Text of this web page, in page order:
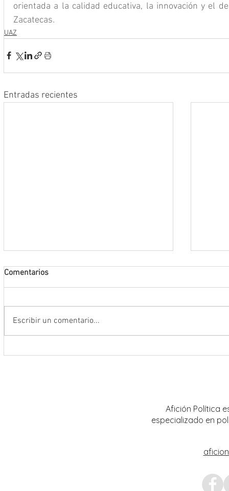
orientada a la calidad educativa, la innovación y el
Zacatecas.
UAZ
Entradas recientes
Comentarios
Escribir un comentario...
Afición Política
especializado en